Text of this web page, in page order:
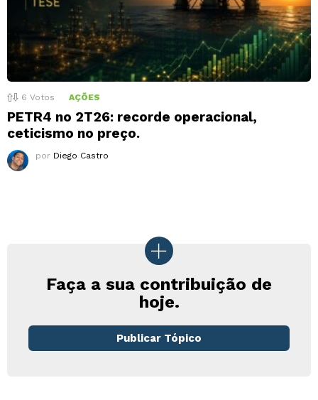
6 Votos AÇÕES
PETR4 no 2T26: recorde operacional,
ceticismo no preço.
por Diego Castro
Faça a sua contribuição de
hoje.
Publicar Tópico